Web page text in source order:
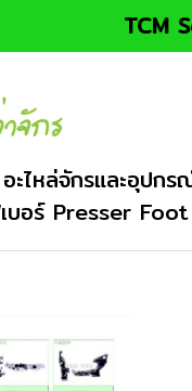
TCM
อะไหล่จักรและอุปกร
บอร์ Presser